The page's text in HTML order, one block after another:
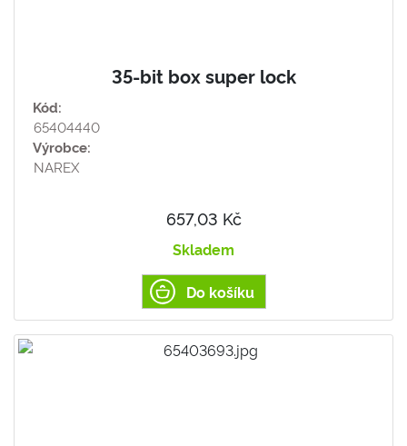
35-bit box super lock
Kód:
65404440
Výrobce:
NAREX
657,03 Kč
Skladem
Do košíku